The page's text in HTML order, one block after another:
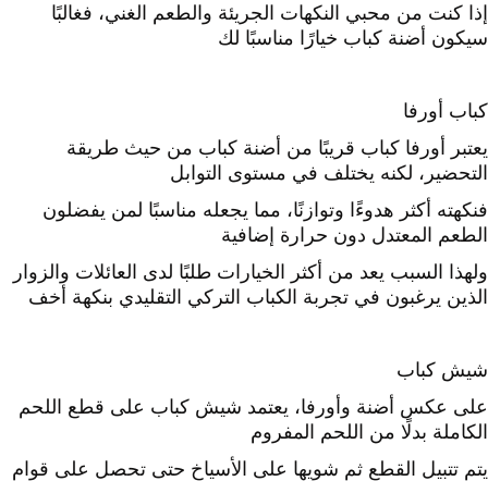
إذا كنت من محبي النكهات الجريئة والطعم الغني، فغالبًا
سيكون أضنة كباب خيارًا مناسبًا لك
كباب أورفا
يعتبر أورفا كباب قريبًا من أضنة كباب من حيث طريقة
التحضير، لكنه يختلف في مستوى التوابل
فنكهته أكثر هدوءًا وتوازنًا، مما يجعله مناسبًا لمن يفضلون
الطعم المعتدل دون حرارة إضافية
ولهذا السبب يعد من أكثر الخيارات طلبًا لدى العائلات والزوار
الذين يرغبون في تجربة الكباب التركي التقليدي بنكهة أخف
شيش كباب
على عكس أضنة وأورفا، يعتمد شيش كباب على قطع اللحم
الكاملة بدلًا من اللحم المفروم
يتم تتبيل القطع ثم شويها على الأسياخ حتى تحصل على قوام